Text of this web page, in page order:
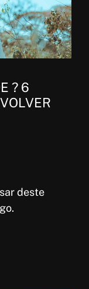
? 6
deste